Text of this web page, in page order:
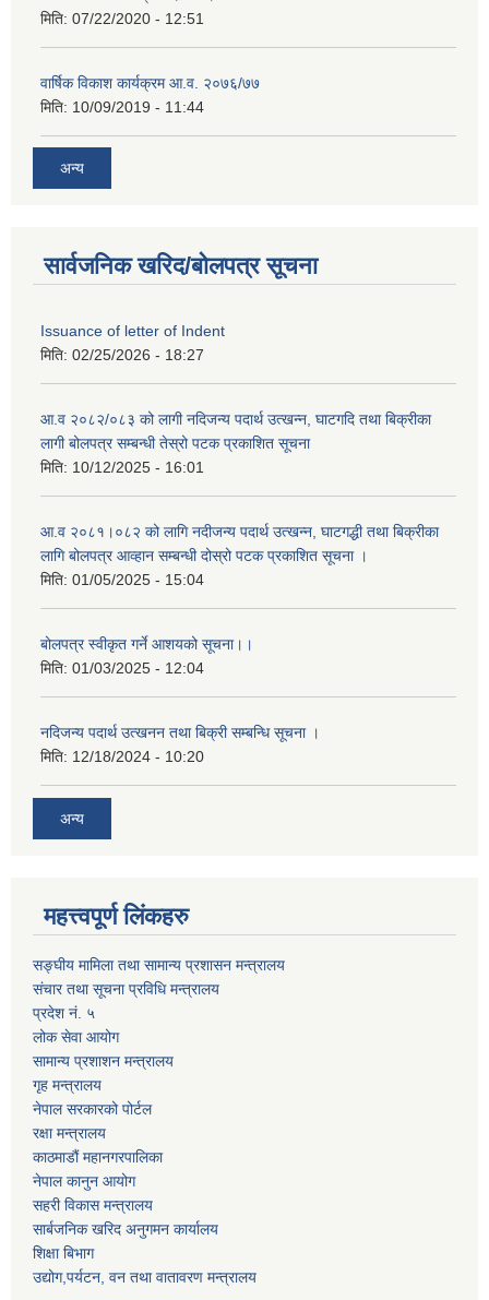
मिति: 07/22/2020 - 12:51
वार्षिक विकाश कार्यक्रम आ.व. २०७६/७७
मिति: 10/09/2019 - 11:44
अन्य
सार्वजनिक खरिद/बोलपत्र सूचना
Issuance of letter of Indent
मिति: 02/25/2026 - 18:27
आ.व २०८२/०८३ को लागी नदिजन्य पदार्थ उत्खन्न, घाटगदि तथा बिक्रीका
लागी बोलपत्र सम्बन्धी तेस्रो पटक प्रकाशित सूचना
मिति: 10/12/2025 - 16:01
आ.व २०८१।०८२ को लागि नदीजन्य पदार्थ उत्खन्न, घाटगद्धी तथा बिक्रीका
लागि बोलपत्र आव्हान सम्बन्धी दोस्रो पटक प्रकाशित सूचना ।
मिति: 01/05/2025 - 15:04
बोलपत्र स्वीकृत गर्ने आशयको सूचना।।
मिति: 01/03/2025 - 12:04
नदिजन्य पदार्थ उत्खनन तथा बिक्री सम्बन्धि सूचना ।
मिति: 12/18/2024 - 10:20
अन्य
महत्त्वपूर्ण लिंकहरु
सङ्घीय मामिला तथा सामान्य प्रशासन मन्त्रालय
संचार तथा सूचना प्रविधि मन्त्रालय
प्रदेश नं. ५
लोक सेवा आयोग
सामान्य प्रशाशन मन्त्रालय
गृह मन्त्रालय
नेपाल सरकारको पोर्टल
रक्षा मन्त्रालय
काठमाडौं महानगरपालिका
नेपाल कानुन आयोग
सहरी विकास मन्त्रालय
सार्बजनिक खरिद अनुगमन कार्यालय
शिक्षा बिभाग
उद्योग,पर्यटन, वन तथा वातावरण मन्त्रालय